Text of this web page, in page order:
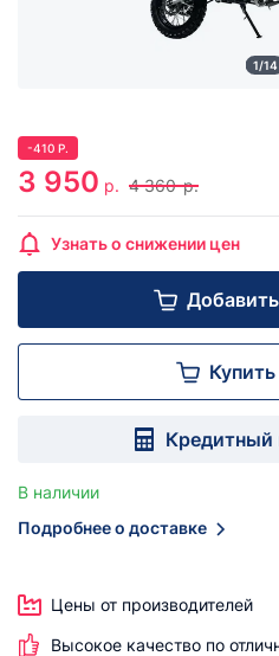
1/14
-410 Р.
3 950 р. 4 360 р.
Узнать о снижении цен
Кредитный
В наличии
Подробнее о доставке
Цены от производителей
Высокое качество по